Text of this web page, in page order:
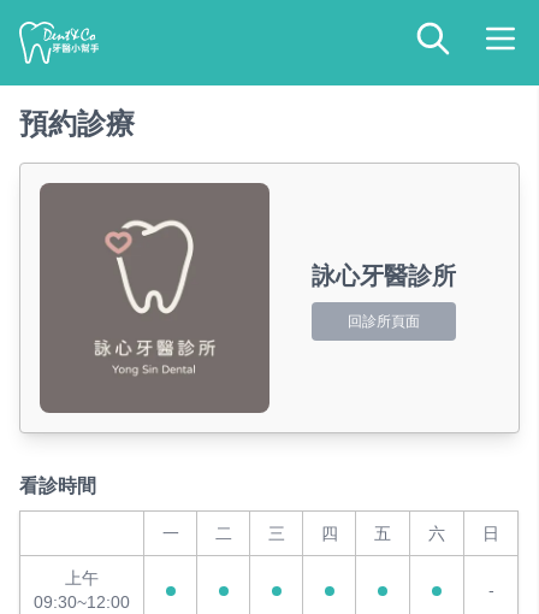
預約診療
詠心牙醫診所
回診所頁面
看診時間
一 二 三 四 五 六 日
上午
09:30~12:00
-